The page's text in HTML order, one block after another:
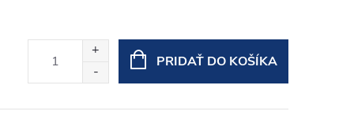
PRIDAŤ DO KOŠÍKA